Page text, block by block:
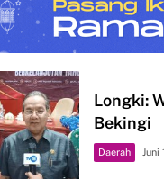
Longki:
Bekingi
Daerah Juni